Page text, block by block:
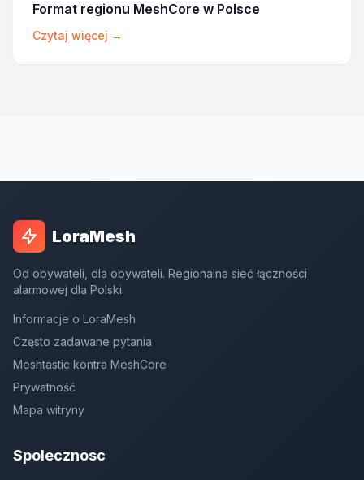
Format regionu MeshCore w Polsce
Czytaj więcej →
LoraMesh
Od obywateli, dla obywateli. Regionalna sieć łączności
alarmowej dla Polski.
Informacje o LoraMesh
Często zadawane pytania
Meshtastic kontra MeshCore
Prywatność
Mapa witryny
Spolecznosc